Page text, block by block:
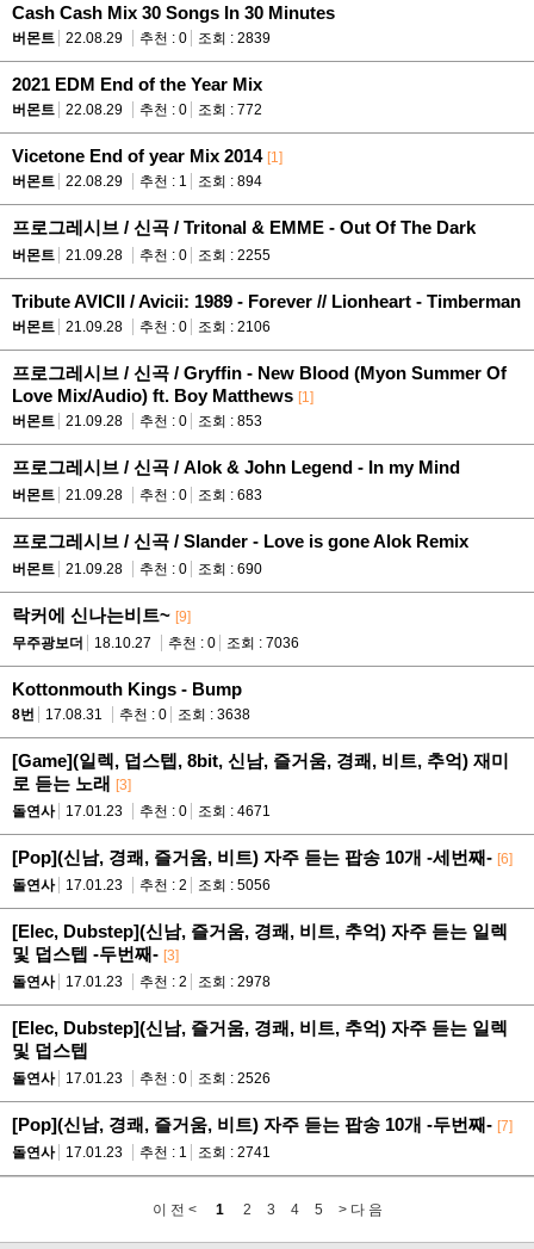
Cash Cash Mix 30 Songs In 30 Minutes
버몬트 22.08.29 추천 : 0 조회 : 2839
2021 EDM End of the Year Mix
버몬트 22.08.29 추천 : 0 조회 : 772
Vicetone End of year Mix 2014 [1]
버몬트
22.08.29 추천 : 1 조회 : 894
프로그레시브 / 신곡 / Tritonal & EMME - Out Of The Dark
버몬트 21.09.28 추천 : 0 조회 : 2255
Tribute AVICII / Avicii: 1989 - Forever // Lionheart - Timberman
버몬트 21.09.28 추천 : 0 조회 : 2106
프로그레시브 / 신곡 / Gryffin - New Blood (Myon Summer Of
Love Mix/Audio) ft. Boy Matthews [1]
버몬트
21.09.28 추천 : 0 조회 : 853
프로그레시브 / 신곡 / Alok & John Legend - In my Mind
버몬트 21.09.28 추천 : 0 조회 : 683
프로그레시브 / 신곡 / Slander - Love is gone Alok Remix
버몬트 21.09.28 추천 : 0 조회 : 690
락커에 신나는비트~ [9]
무주광보더
18.10.27 추천 : 0 조회 : 7036
Kottonmouth Kings - Bump
8번 17.08.31 추천 : 0 조회 : 3638
[Game](일렉, 덥스텝, 8bit, 신남, 즐거움, 경쾌, 비트, 추억) 재미
로 듣는 노래 [3]
돌연사
17.01.23 추천 : 0 조회 : 4671
[Pop](신남, 경쾌, 즐거움, 비트) 자주 듣는 팝송 10개 -세번째- [6]
돌연사
17.01.23 추천 : 2 조회 : 5056
[Elec, Dubstep](신남, 즐거움, 경쾌, 비트, 추억) 자주 듣는 일렉
및 덥스텝 -두번째- [3]
돌연사
17.01.23 추천 : 2 조회 : 2978
[Elec, Dubstep](신남, 즐거움, 경쾌, 비트, 추억) 자주 듣는 일렉
및 덥스텝
돌연사 17.01.23 추천 : 0 조회 : 2526
[Pop](신남, 경쾌, 즐거움, 비트) 자주 듣는 팝송 10개 -두번째- [7]
돌연사
17.01.23 추천 : 1 조회 : 2741
이 전 < 1 2 3 4 5 > 다 음